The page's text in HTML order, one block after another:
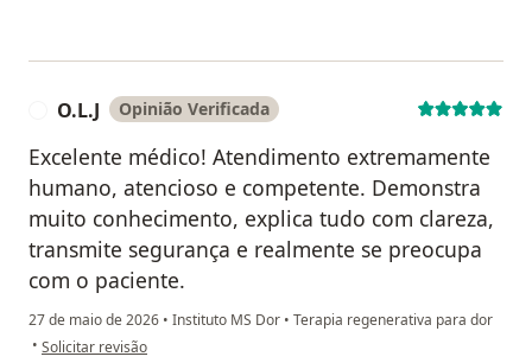
O.L.J Opinião Verificada
Excelente médico! Atendimento extremamente
humano, atencioso e competente. Demonstra
muito conhecimento, explica tudo com clareza,
transmite segurança e realmente se preocupa
com o paciente.
27 de maio de 2026 • Instituto MS Dor • Terapia regenerativa para dor
• na opinião do utilizador O.L.J
Solicitar revisão